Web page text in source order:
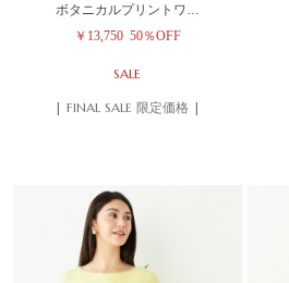
ボタニカルプリントワ…
￥13,750 50％OFF
SALE
| FINAL SALE 限定価格 |